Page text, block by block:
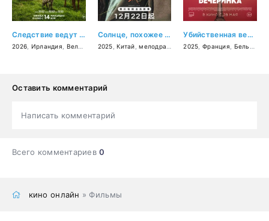
Следствие ведут овечки
2026 Ирландия Великобритания ,США ,детектив комедия ,фэнтези
Солнце, похожее на меня
2025 ,Китай ,мелодрама
Убийственная вечеринка
2025 Франция Бельгия
Оставить комментарий
Написать комментарий
Всего комментариев0
кино онлайн » Фильмы